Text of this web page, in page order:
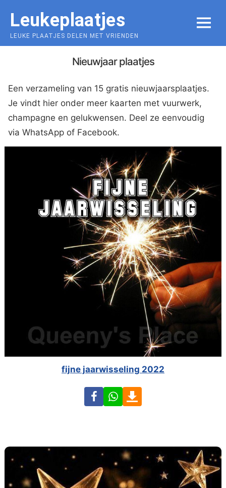
content
Leukeplaatjes
LEUKE PLAATJES DELEN MET VRIENDEN
MENU
Nieuwjaar plaatjes
Een verzameling van 15 gratis nieuwjaarsplaatjes.
Je vindt hier onder meer kaarten met vuurwerk,
champagne en gelukwensen. Deel ze eenvoudig
via WhatsApp of Facebook.
fijne jaarwisseling 2022
FacebookWhatsApp